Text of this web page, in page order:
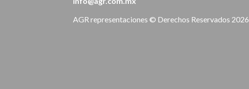
AGR representaciones © Derechos Reservados 2026